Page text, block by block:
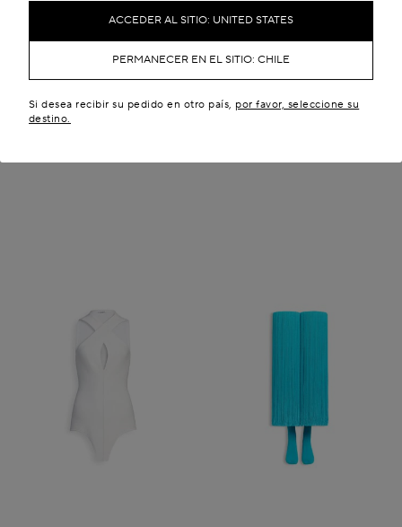
ACCEDER AL SITIO: UNITED STATES
PERMANECER EN EL SITIO: CHILE
Si desea recibir su pedido en otro país, por favor, seleccione su
destino.
DELANTERO DE PUNTO
CL$ 3,001,100
FLECOS